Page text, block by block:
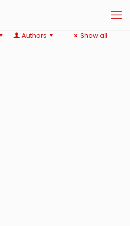
Authors Show all